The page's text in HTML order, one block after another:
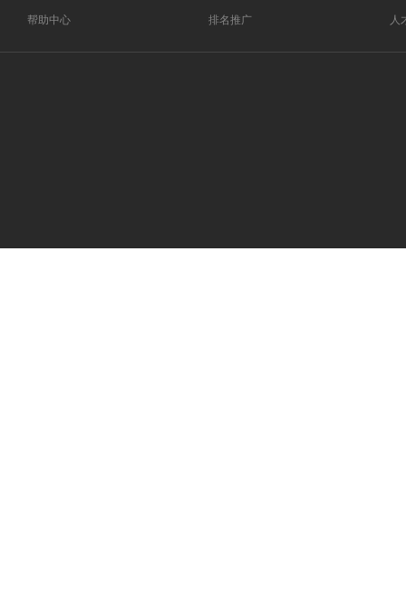
帮助中心 排名推广 人